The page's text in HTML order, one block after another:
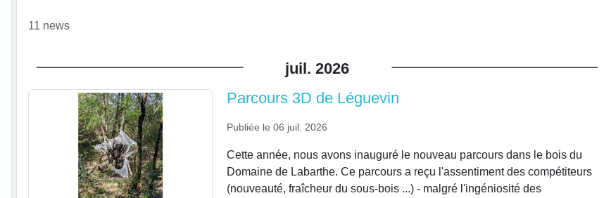
11 news
juil. 2026
Parcours 3D de Léguevin
Publiée le 06 juil. 2026
Cette année, nous avons inauguré le nouveau parcours dans le bois du
Domaine de Labarthe. Ce parcours a reçu l'assentiment des compétiteurs
(nouveauté, fraîcheur du sous-bois ...) - malgré l'ingéniosité des